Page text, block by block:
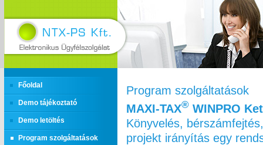
Főoldal
Demo tájékoztató
Demo letöltés
Program szolgáltatások
Program szolgáltatások
MAXI‑TAX® WINPRO
Könyvelés,
projekt irányítás egy